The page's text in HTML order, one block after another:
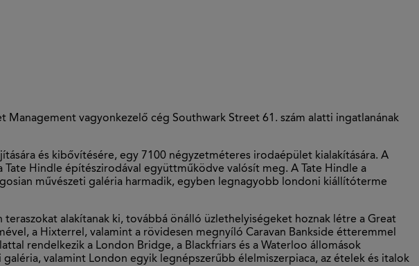
vagyonkezelő cég Southwark Street 61. szám alatti ingatlanának
és kibővítésére, egy 7100 négyzetméteres irodaépület kialakítására. A
Hindle építészirodával együttműködve valósít meg. A Tate Hindle a
művészeti galéria harmadik, egyben legnagyobb londoni kiállítóterme
alakítanak ki, továbbá önálló üzlethelyiségeket hoznak létre a Great
a Hixterrel, valamint a rövidesen megnyíló Caravan Bankside étteremmel
rendelkezik a London Bridge, a Blackfriars és a Waterloo állomások
valamint London egyik legnépszerűbb élelmiszerpiaca, az ételek és italok